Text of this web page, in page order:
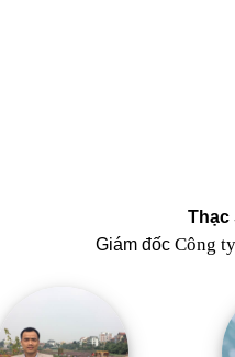
Thạc
Giám đốc Công